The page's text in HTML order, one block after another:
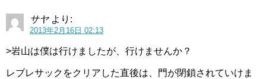
サヤ より:
2013年2月16日 02:13
>岩山は僕は行けましたが、行けませんか？
レブレサックをクリアした直後は、門が閉鎖されていけま